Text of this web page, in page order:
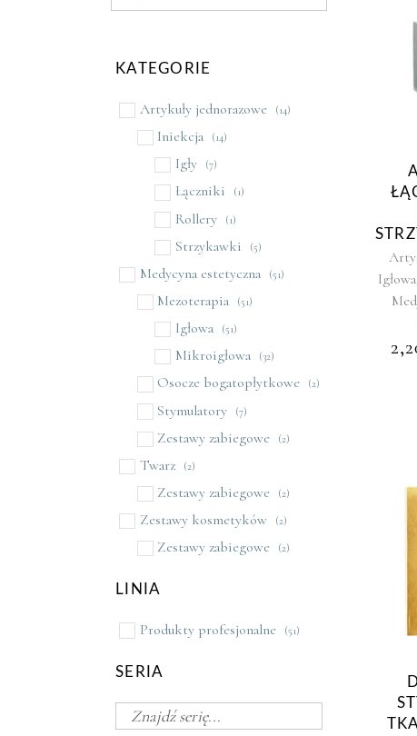
Igłowa
KATEGORIE
Artykuły jednorazowe (14)
Iniekcja (14)
Igły (7)
Łączniki (1)
Rollery (1)
Strzykawki (5)
Medycyna estetyczna (51)
Mezoterapia (51)
Igłowa (51)
Mikroigłowa (32)
Osocze bogatopłytkowe (2)
Stymulatory (7)
Zestawy zabiegowe (2)
Twarz (2)
Zestawy zabiegowe (2)
Zestawy kosmetyków (2)
Zestawy zabiegowe (2)
LINIA
Produkty profesjonalne (51)
SERIA